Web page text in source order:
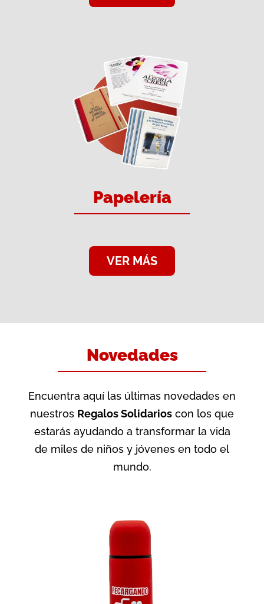
Papelería
VER MÁS
Novedades
Encuentra aquí las últimas novedades en
nuestros Regalos Solidarios con los que
estarás ayudando a transformar la vida
de miles de niños y jóvenes en todo el
mundo.